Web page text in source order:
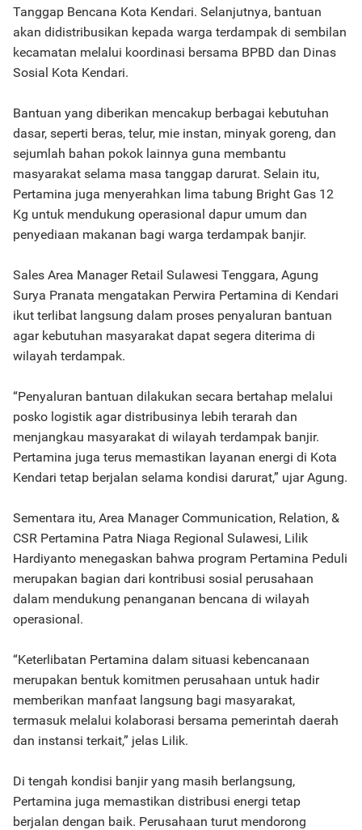
Tanggap Bencana Kota Kendari. Selanjutnya, bantuan
akan didistribusikan kepada warga terdampak di sembilan
kecamatan melalui koordinasi bersama BPBD dan Dinas
Sosial Kota Kendari.
Bantuan yang diberikan mencakup berbagai kebutuhan
dasar, seperti beras, telur, mie instan, minyak goreng, dan
sejumlah bahan pokok lainnya guna membantu
masyarakat selama masa tanggap darurat. Selain itu,
Pertamina juga menyerahkan lima tabung Bright Gas 12
Kg untuk mendukung operasional dapur umum dan
penyediaan makanan bagi warga terdampak banjir.
Sales Area Manager Retail Sulawesi Tenggara, Agung
Surya Pranata mengatakan Perwira Pertamina di Kendari
ikut terlibat langsung dalam proses penyaluran bantuan
agar kebutuhan masyarakat dapat segera diterima di
wilayah terdampak.
“Penyaluran bantuan dilakukan secara bertahap melalui
posko logistik agar distribusinya lebih terarah dan
menjangkau masyarakat di wilayah terdampak banjir.
Pertamina juga terus memastikan layanan energi di Kota
Kendari tetap berjalan selama kondisi darurat,” ujar Agung.
Sementara itu, Area Manager Communication, Relation, &
CSR Pertamina Patra Niaga Regional Sulawesi, Lilik
Hardiyanto menegaskan bahwa program Pertamina Peduli
merupakan bagian dari kontribusi sosial perusahaan
dalam mendukung penanganan bencana di wilayah
operasional.
“Keterlibatan Pertamina dalam situasi kebencanaan
merupakan bentuk komitmen perusahaan untuk hadir
memberikan manfaat langsung bagi masyarakat,
termasuk melalui kolaborasi bersama pemerintah daerah
dan instansi terkait,” jelas Lilik.
Di tengah kondisi banjir yang masih berlangsung,
Pertamina juga memastikan distribusi energi tetap
berjalan dengan baik. Perusahaan turut mendorong